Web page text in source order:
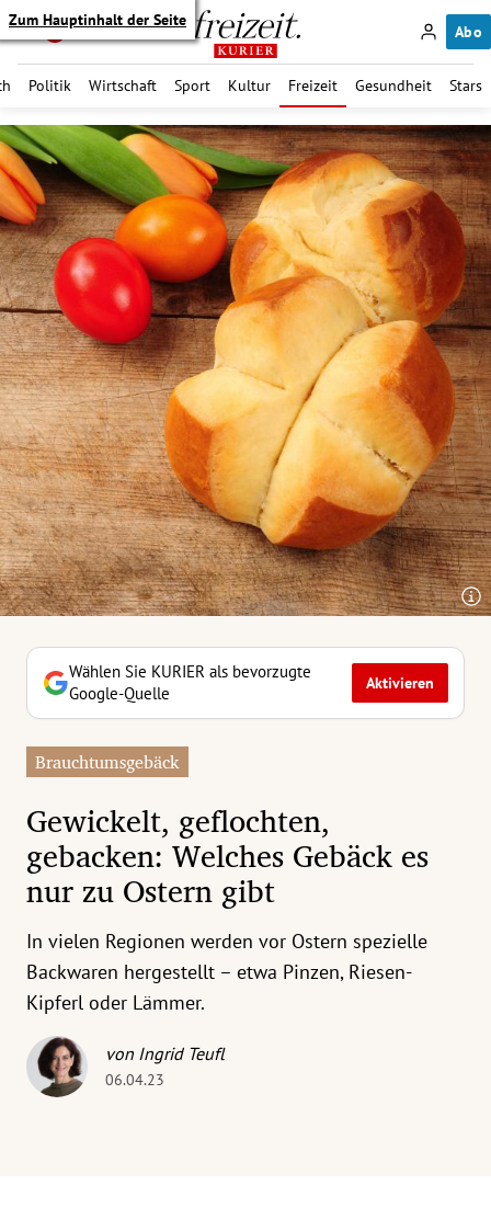
Zum Hauptinhalt der Seite
Abo
Politik Wirtschaft Sport Kultur Freizeit Gesundheit Stars
Untermenü
Untermenü
Untermenü
Untermenü
Untermenü
Untermenü
Untermenü
Untermenü
Untermenü
Untermenü
Wählen Sie KURIER als bevorzugte
Google-Quelle
Aktivieren
Brauchtumsgebäck
Gewickelt, geflochten,
gebacken: Welches Gebäck es
nur zu Ostern gibt
In vielen Regionen werden vor Ostern spezielle
Backwaren hergestellt – etwa Pinzen, Riesen-
Kipferl oder Lämmer.
von Ingrid Teufl
06.04.23